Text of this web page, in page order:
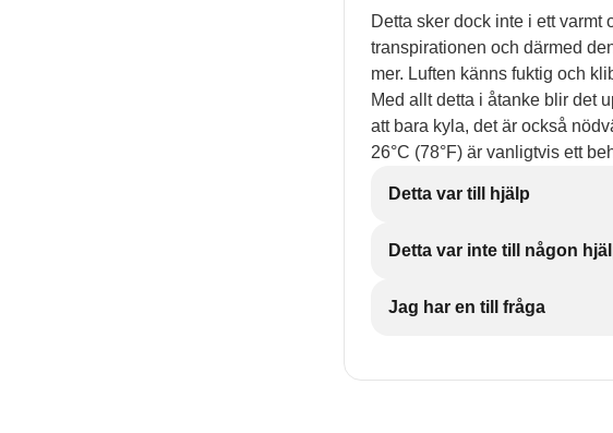
Detta sker dock inte i ett varmt
transpirationen och därmed
mer. Luften känns fuktig och
Med allt detta i åtanke blir det
att bara kyla, det är också
26°C (78°F) är vanligtvis ett
Detta var till hjälp
Detta var inte till någon
Jag har en till fråga